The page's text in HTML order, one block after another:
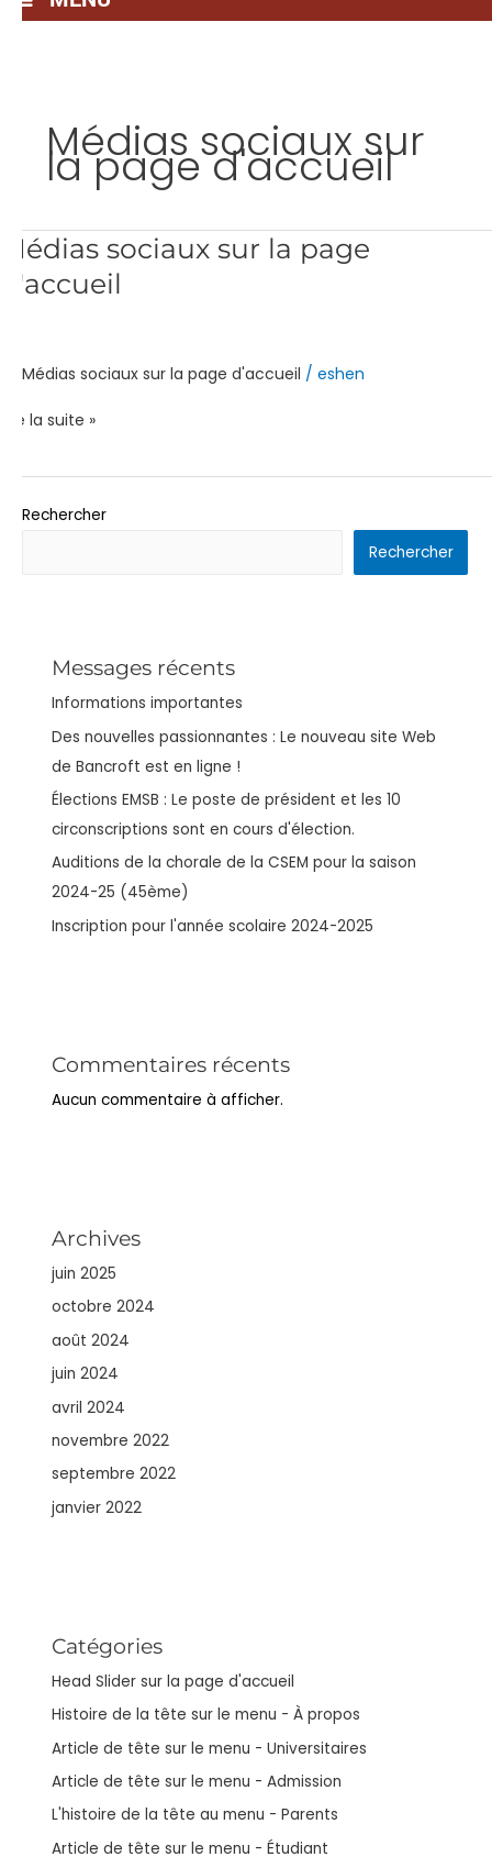
Médias sociaux sur
la page d'accueil
Médias sociaux sur la page
d'accueil
Médias sociaux sur la page d'accueil / eshen
Médias
d'accueil
Lire la suite »
Rechercher
Rechercher
Messages récents
Informations importantes
Des nouvelles passionnantes : Le nouveau site Web
de Bancroft est en ligne !
Élections EMSB : Le poste de président et les 10
circonscriptions sont en cours d'élection.
Auditions de la chorale de la CSEM pour la saison
2024-25 (45ème)
Inscription pour l'année scolaire 2024-2025
Commentaires récents
Aucun commentaire à afficher.
Archives
juin 2025
octobre 2024
août 2024
juin 2024
avril 2024
novembre 2022
septembre 2022
janvier 2022
Catégories
Head Slider sur la page d'accueil
Histoire de la tête sur le menu - À propos
Article de tête sur le menu - Universitaires
Article de tête sur le menu - Admission
L'histoire de la tête au menu - Parents
Article de tête sur le menu - Étudiant